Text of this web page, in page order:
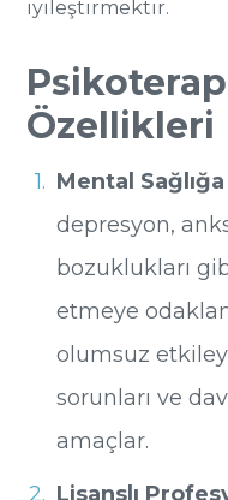
iyileştirmektir.
Özellikleri
Mental
depresyon,
bozuklukları
etmeye
olumsuz
sorunları ve
amaçlar.
Lisanslı